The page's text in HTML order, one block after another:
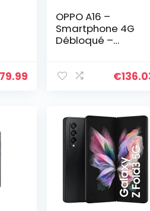
OPPO A16 –
Smartphone 4G
Débloqué –
de Stockage
d’Autonomie –
Triple Caméra
avec IA – Noir
[version FR]
€